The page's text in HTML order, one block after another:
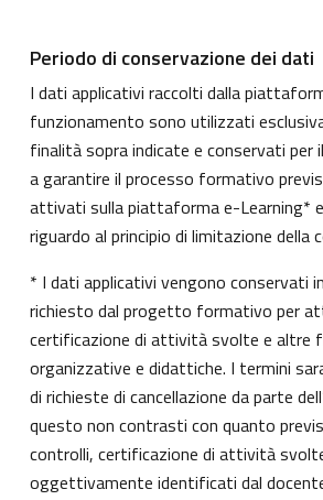
Periodo di conservazione dei dati
I dati applicativi raccolti dalla
funzionamento sono utilizzati
finalità sopra indicate e conservati per
a garantire il processo formativo
attivati sulla piattaforma e-Learning*
riguardo al principio di limitazione della
* I dati applicativi vengono conservati
richiesto dal progetto formativo per
certificazione di attività svolte e altre
organizzative e didattiche. I termini
di richieste di cancellazione da parte
questo non contrasti con quanto
controlli, certificazione di attività
oggettivamente identificati dal